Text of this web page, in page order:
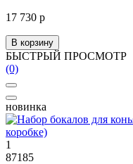
17 730 р
В корзину
БЫСТРЫЙ ПРОСМОТР
(0)
новинка
1
87185